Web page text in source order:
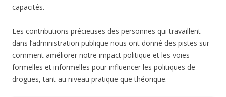
capacités.
Les contributions précieuses des personnes qui travaillent
dans l’administration publique nous ont donné des pistes sur
comment améliorer notre impact politique et les voies
formelles et informelles pour influencer les politiques de
drogues, tant au niveau pratique que théorique.